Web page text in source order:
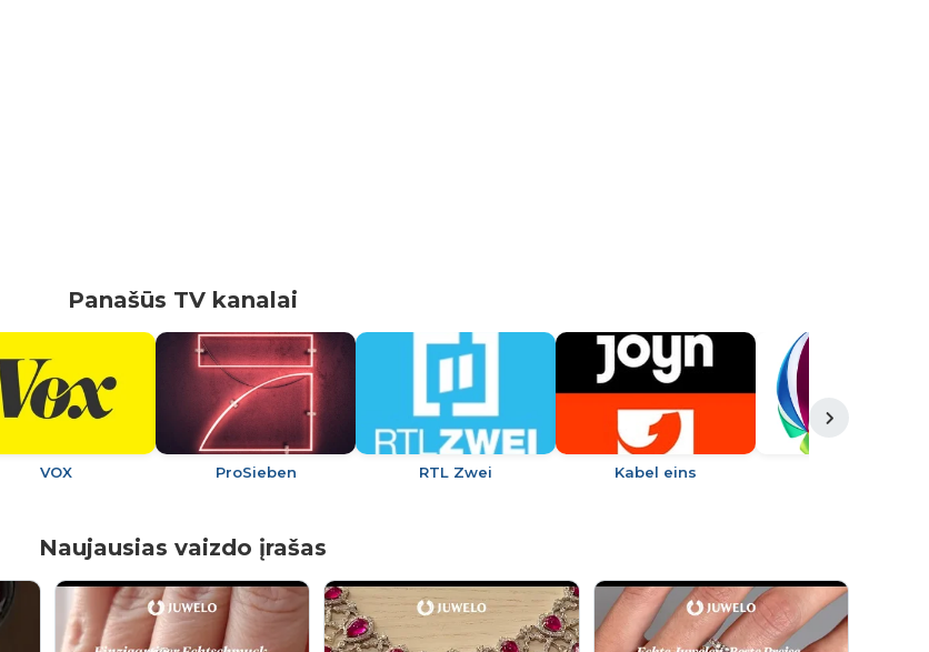
Panašūs TV kanalai
VOX ProSieben RTL Zwei Kabel eins
Naujausias vaizdo įrašas